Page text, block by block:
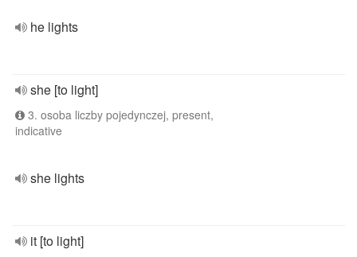
he lights
she [to light]
3. osoba liczby pojedynczej, present,
indicative
she lights
it [to light]